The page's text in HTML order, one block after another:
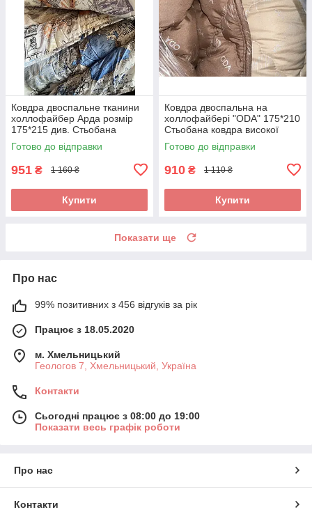
Ковдра двоспальне тканини
холлофайбер Арда розмір
175*215 див. Стьобана
ковдру теплоео
Готово до відправки
951 ₴ 1 160 ₴
Купити
Ковдра двоспальна на
холлофайбері "ODA" 175*210
Стьобана ковдра високої
якості
Готово до відправки
910 ₴ 1 110 ₴
Купити
Показати ще
Про нас
99% позитивних з 456 відгуків за рік
Працює з 18.05.2020
м. Хмельницький
Геологов 7, Хмельницький, Україна
Контакти
Сьогодні працює з 08:00 до 19:00
Показати весь графік роботи
Про нас
Контакти